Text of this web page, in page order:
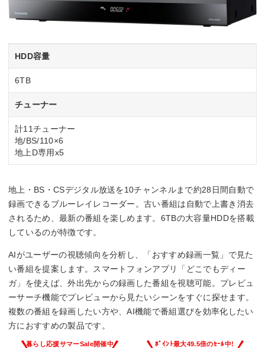
HDD容量
6TB
チューナー
計11チューナー
地/BS/110×6
地上D専用x5
地上・BS・CSデジタル放送を10チャンネルまで約28日間自動で
録画できるブルーレイレコーダー。古い番組は自動で上書き消去
されるため、最新の番組を楽しめます。6TBの大容量HDDを搭載
しているのが特徴です。
AIがユーザーの視聴傾向を分析し、「おすすめ録画一覧」で見た
い番組を提案します。スマートフォンアプリ「どこでもディー
ガ」を使えば、外出先からの録画した番組を視聴可能。プレビュ
ーサーチ機能でプレビューから見たいシーンをすぐに探せます。
複数の番組を録画したい方や、AI機能で番組選びを効率化したい
方におすすめの製品です。